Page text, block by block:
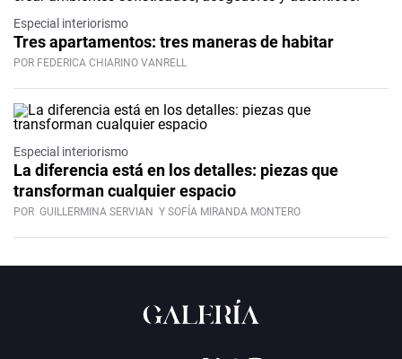
Especial interiorismo
Tres apartamentos: tres maneras de habitar
POR FEDERICA CHIARINO VANRELL
Especial interiorismo
La diferencia está en los detalles: piezas que
transforman cualquier espacio
POR GUILLERMINA SERVIAN Y SOFÍA MIRANDA MONTERO